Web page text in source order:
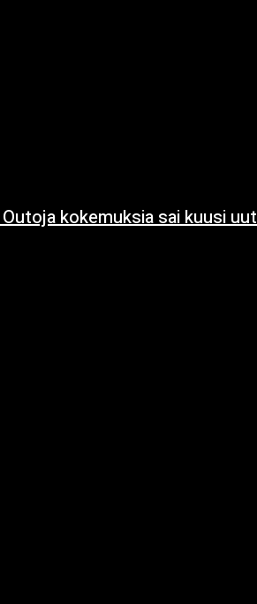
kokemuksia sai kuusi